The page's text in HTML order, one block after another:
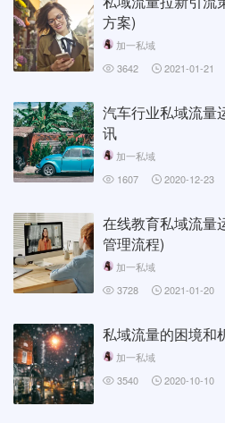
方案)
加一私域
3642
2021-01-21
汽车行业私域流
讯
加一私域
1607
2020-12-23
在线教育私域流量
管理流程)
加一私域
3728
2021-01-20
私域流量的困境和
加一私域
3540
2020-10-10